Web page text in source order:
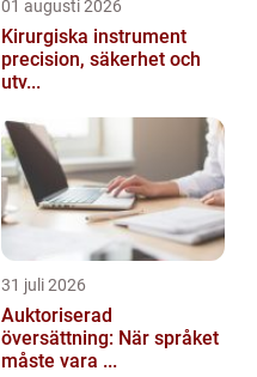
01 augusti 2026
Kirurgiska instrument
precision, säkerhet och
utv...
31 juli 2026
Auktoriserad
översättning: När språket
måste vara ...